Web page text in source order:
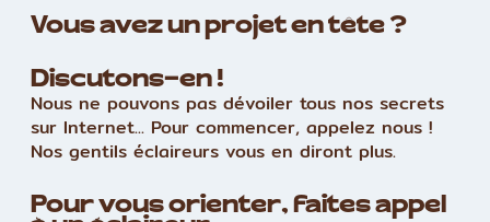
Vous avez un projet en tête ?
Discutons-en !
Nous ne pouvons pas dévoiler tous nos secrets
sur Internet... Pour commencer, appelez nous !
Nos gentils éclaireurs vous en diront plus.
Pour vous orienter, faites appel